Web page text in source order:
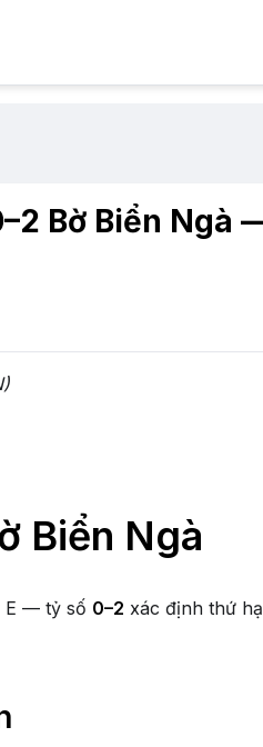
Bờ Biển Ngà
Biển Ngà
E — tỷ số 0–2 xác định thứ